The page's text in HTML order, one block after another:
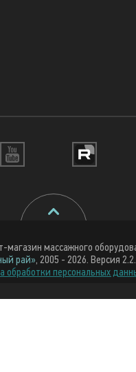
магазин массажного
рай», 2005 - 2026. Версия
обработки персональных